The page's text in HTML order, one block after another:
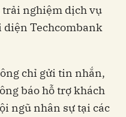
nghiệm dịch vụ
diện Techcombank
chỉ gửi tin nhắn,
báo hỗ trợ khách
ngũ nhân sự tại các